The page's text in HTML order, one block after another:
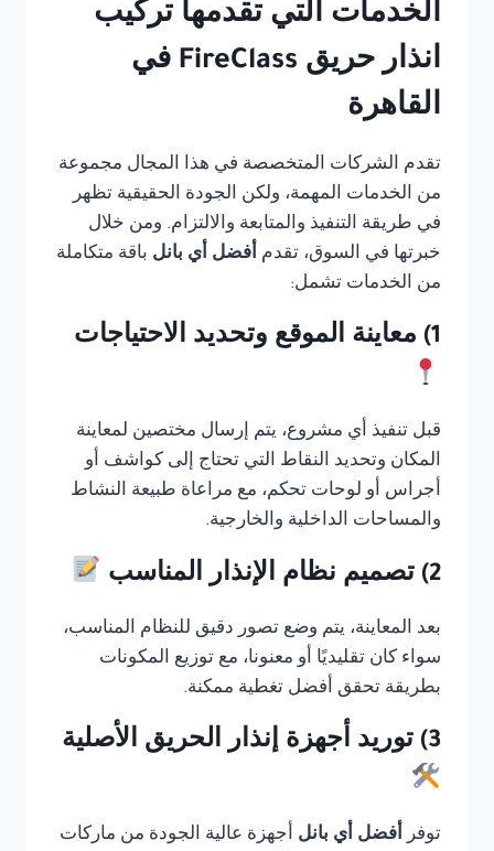
الخدمات التي تقدمها تركيب
انذار حريق FireClass في
القاهرة
تقدم الشركات المتخصصة في هذا المجال مجموعة
من الخدمات المهمة، ولكن الجودة الحقيقية تظهر
في طريقة التنفيذ والمتابعة والالتزام. ومن خلال
خبرتها في السوق، تقدم أفضل أي بانل باقة متكاملة
من الخدمات تشمل:
1) معاينة الموقع وتحديد الاحتياجات
قبل تنفيذ أي مشروع، يتم إرسال مختصين لمعاينة
المكان وتحديد النقاط التي تحتاج إلى كواشف أو
أجراس أو لوحات تحكم، مع مراعاة طبيعة النشاط
والمساحات الداخلية والخارجية.
2) تصميم نظام الإنذار المناسب
بعد المعاينة، يتم وضع تصور دقيق للنظام المناسب،
سواء كان تقليديًا أو معنونا، مع توزيع المكونات
بطريقة تحقق أفضل تغطية ممكنة.
3) توريد أجهزة إنذار الحريق الأصلية
توفر أفضل أي بانل أجهزة عالية الجودة من ماركات